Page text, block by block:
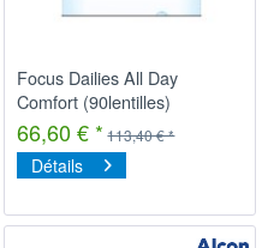
Focus Dailies All Day
Comfort (90lentilles)
66,60 € * 113,40 € *
Détails